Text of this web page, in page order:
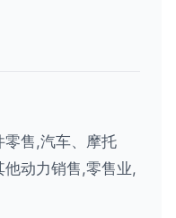
零售,汽车、摩托
动力销售,零售业,